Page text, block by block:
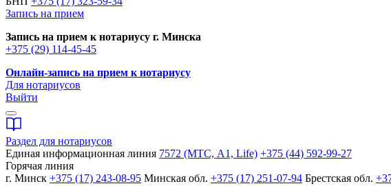
Запись на прием
Запись на прием к нотариусу г. Минска
+375 (29) 114-45-45
Онлайн-запись на прием к нотариусу
Для нотариусов
Выйти
Раздел для нотариусов
Единая информационная линия 7572 (МТС, A1, Life) +375 (44) 592-99-27
Горячая линия
г. Минск +375 (17) 243-08-95 Минская обл. +375 (17) 251-07-94 Брестская обл.